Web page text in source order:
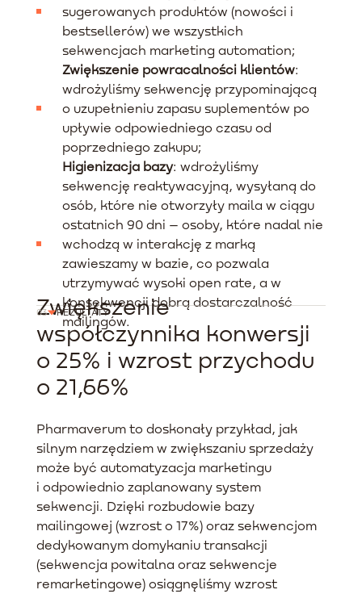
sugerowanych produktów (nowości i
bestsellerów) we wszystkich
sekwencjach marketing automation;
Zwiększenie powracalności klientów:
wdrożyliśmy sekwencję przypominającą
o uzupełnieniu zapasu suplementów po
upływie odpowiedniego czasu od
poprzedniego zakupu;
Higienizacja bazy: wdrożyliśmy
sekwencję reaktywacyjną, wysyłaną do
osób, które nie otworzyły maila w ciągu
ostatnich 90 dni – osoby, które nadal nie
wchodzą w interakcję z marką
zawieszamy w bazie, co pozwala
utrzymywać wysoki open rate, a w
konsekwencji dobrą dostarczalność
mailingów.
03 REZULTATY
Zwiększenie
współczynnika konwersji
o 25% i wzrost przychodu
o 21,66%
Pharmaverum to doskonały przykład, jak
silnym narzędziem w zwiększaniu sprzedaży
może być automatyzacja marketingu
i odpowiednio zaplanowany system
sekwencji. Dzięki rozbudowie bazy
mailingowej (wzrost o 17%) oraz sekwencjom
dedykowanym domykaniu transakcji
(sekwencja powitalna oraz sekwencje
remarketingowe) osiągnęliśmy wzrost